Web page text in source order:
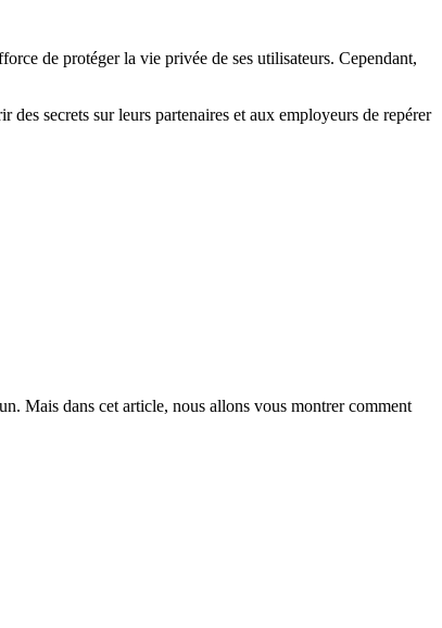
de protéger la vie privée de ses utilisateurs. Cependant,
secrets sur leurs partenaires et aux employeurs de repérer
Mais dans cet article, nous allons vous montrer comment